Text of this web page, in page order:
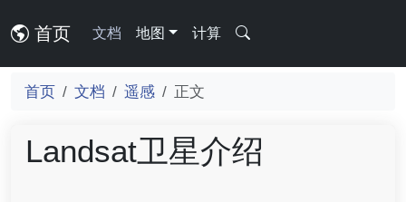
首页 文档 地图 计算
首页 文档 遥感 正文
Landsat卫星介绍